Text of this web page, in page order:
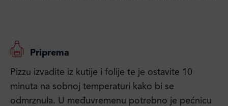
Priprema
Pizzu izvadite iz kutije i folije te je ostavite 10
minuta na sobnoj temperaturi kako bi se
odmrznula. U međuvremenu potrebno je pećnicu